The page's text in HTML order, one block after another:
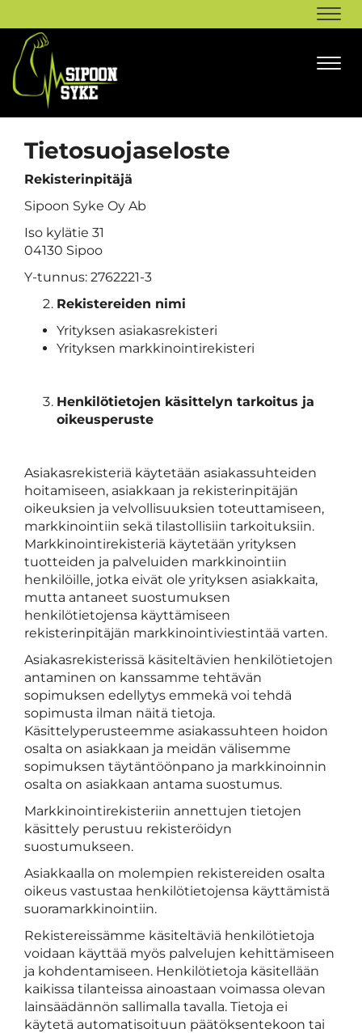
Tietosuojaseloste
Rekisterinpitäjä
Sipoon Syke Oy Ab
Iso kylätie 31
04130 Sipoo
Y-tunnus: 2762221-3
Rekistereiden nimi
Yrityksen asiakasrekisteri
Yrityksen markkinointirekisteri
Henkilötietojen käsittelyn tarkoitus ja
oikeusperuste
Asiakasrekisteriä käytetään asiakassuhteiden
hoitamiseen, asiakkaan ja rekisterinpitäjän
oikeuksien ja velvollisuuksien toteuttamiseen,
markkinointiin sekä tilastollisiin tarkoituksiin.
Markkinointirekisteriä käytetään yrityksen
tuotteiden ja palveluiden markkinointiin
henkilöille, jotka eivät ole yrityksen asiakkaita,
mutta antaneet suostumuksen
henkilötietojensa käyttämiseen
rekisterinpitäjän markkinointiviestintää varten.
Asiakasrekisterissä käsiteltävien henkilötietojen
antaminen on kanssamme tehtävän
sopimuksen edellytys emmekä voi tehdä
sopimusta ilman näitä tietoja.
Käsittelyperusteemme asiakassuhteen hoidon
osalta on asiakkaan ja meidän välisemme
sopimuksen täytäntöönpano ja markkinoinnin
osalta on asiakkaan antama suostumus.
Markkinointirekisteriin annettujen tietojen
käsittely perustuu rekisteröidyn
suostumukseen.
Asiakkaalla on molempien rekistereiden osalta
oikeus vastustaa henkilötietojensa käyttämistä
suoramarkkinointiin.
Rekistereissämme käsiteltäviä henkilötietoja
voidaan käyttää myös palvelujen kehittämiseen
ja kohdentamiseen. Henkilötietoja käsitellään
kaikissa tilanteissa ainoastaan voimassa olevan
lainsäädännön sallimalla tavalla. Tietoja ei
käytetä automatisoituun päätöksentekoon tai